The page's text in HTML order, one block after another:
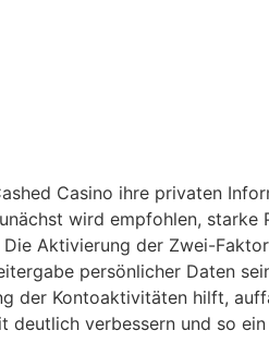
Casino ihre privaten
wird empfohlen,
Aktivierung der Zwei-
persönlicher Daten
der Kontoaktivitäten hilft,
verbessern und so